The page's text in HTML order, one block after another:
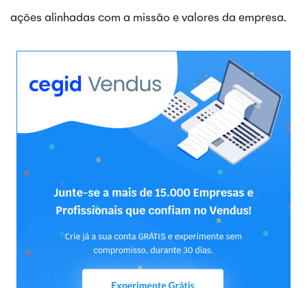
ações alinhadas com a missão e valores da empresa.